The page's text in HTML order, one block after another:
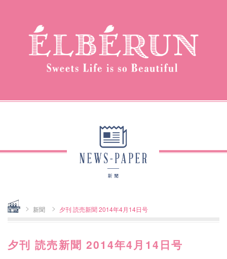
Home 新聞 夕刊 読売新聞 2014年4月14日号
夕刊 読売新聞 2014年4月14日号